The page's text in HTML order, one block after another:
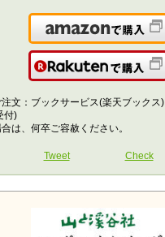
文：ブックサービス(楽天ブックス)
付)
は、何卒ご容赦ください。
Tweet Check